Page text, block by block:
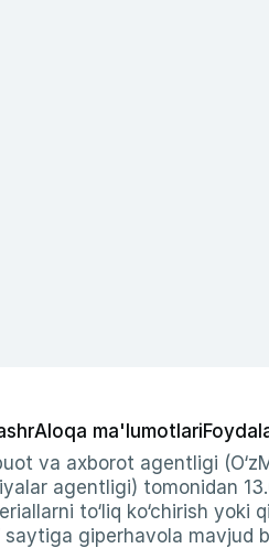
Aloqa ma'lumotlari
va axborot agentligi
agentligi) tomonidan
to‘liq ko‘chirish
giperhavola mavjud